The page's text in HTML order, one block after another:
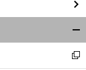
閉
新